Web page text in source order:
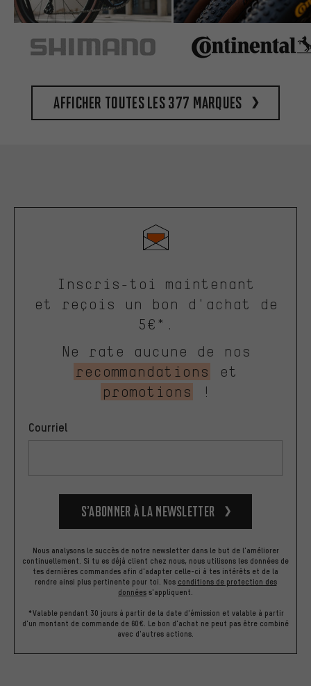
Afficher toutes les 377 marques
Inscris-toi maintenant
et reçois un bon d'achat de
5€*.
Ne rate aucune de nos
recommandations
et
promotions
!
Courriel
S’abonner à la newsletter
Nous analysons le succès de notre newsletter dans le but de l'améliorer
continuellement. Si tu es déjà client chez nous, nous utilisons les données de
tes dernières commandes afin d'adapter celle-ci à tes intérêts et de la
rendre ainsi plus pertinente pour toi. Nos conditions de protection des
données s'appliquent.
*Valable pendant 30 jours à partir de la date d'émission et valable à partir
d'un montant de commande de 60€. Le bon d'achat ne peut pas être combiné
avec d'autres actions.